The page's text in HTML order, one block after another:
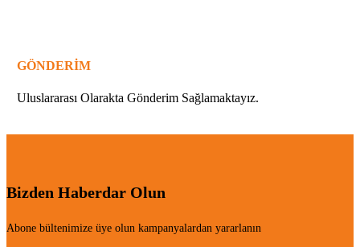
GÖNDERİM
Uluslararası Olarakta Gönderim Sağlamaktayız.
Bizden Haberdar Olun
Abone bültenimize üye olun kampanyalardan yararlanın